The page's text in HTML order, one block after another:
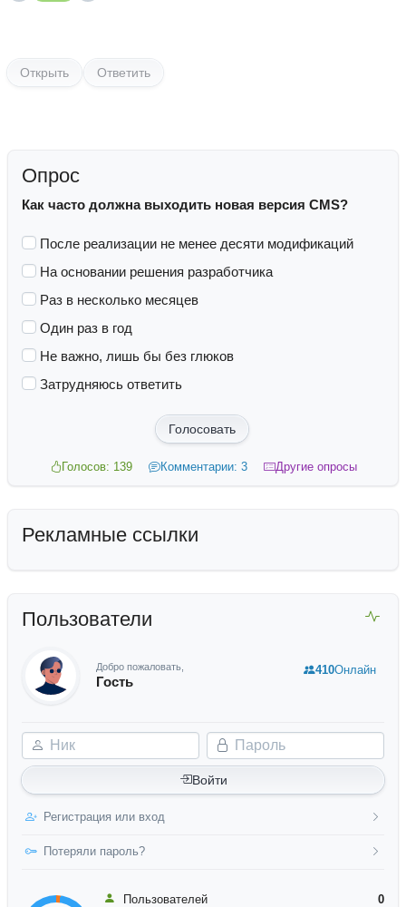
Открыть Ответить
Опрос
Как часто должна выходить новая версия CMS?
После реализации не менее десяти модификаций
На основании решения разработчика
Раз в несколько месяцев
Один раз в год
Не важно, лишь бы без глюков
Затрудняюсь ответить
Голосовать
Голосов: 139 Комментарии: 3 Другие опросы
Рекламные ссылки
Пользователи
Добро пожаловать,
Гость
Ник Пароль
Войти
Регистрация или вход
Потеряли пароль?
410Онлайн
Пользователей
0